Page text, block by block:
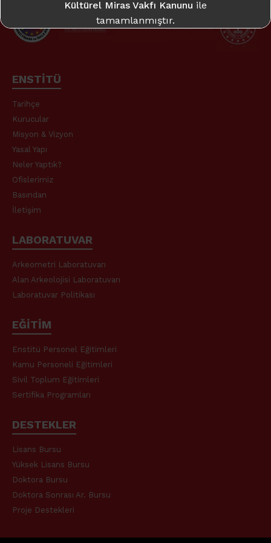
ENSTİTÜ
Tarihçe
Kurucular
Misyon & Vizyon
Yasal Yapı
Neler Yaptık?
Ofislerimiz
Basından
İletişim
LABORATUVAR
Arkeometri Laboratuvarı
Alan Arkeolojisi Laboratuvarı
Laboratuvar Politikası
EĞİTİM
Enstitü Personel Eğitimleri
Kamu Personeli Eğitimleri
Sivil Toplum Eğitimleri
Sertifika Programları
DESTEKLER
Lisans Bursu
Yüksek Lisans Bursu
Doktora Bursu
Doktora Sonrası Ar. Bursu
Proje Destekleri
Kültürel Miras Vakfı Kanunu ile
tamamlanmıştır.